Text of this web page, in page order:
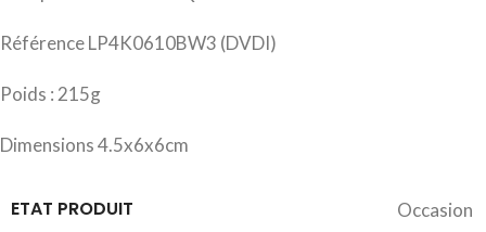
Référence LP4K0610BW3 (DVDI)
Poids : 215g
Dimensions 4.5x6x6cm
ETAT PRODUIT Occasion